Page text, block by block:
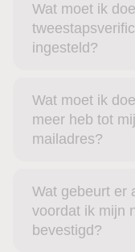
Wat moet ik
ingesteld?
Wat moet ik
meer heb tot
mailadres?
Wat gebeurt er
voordat ik mijn
bevestigd?